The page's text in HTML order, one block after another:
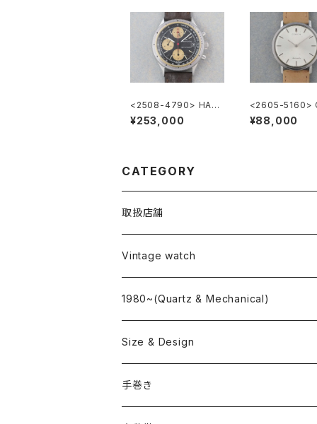
<2508-4790> HAMI
LTON Chronograph
¥253,000
<2605-5160>
M Automatic
¥88,000
CATEGORY
取扱店舗
L o'clock
"delve"
Vintage watch
海外ブランド
OMEGA
ROLEX
国産ブランド
SEIKO
1980~(Quartz & Mechanical)
Size & Design
~24.9mm
手巻き